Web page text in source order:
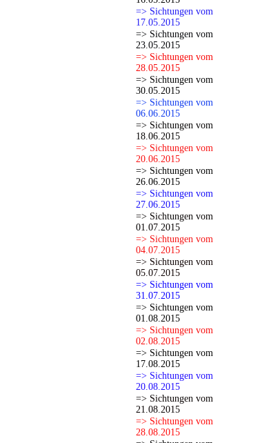
=> Sichtungen vom
17.05.2015
=> Sichtungen vom
23.05.2015
=> Sichtungen vom
28.05.2015
=> Sichtungen vom
30.05.2015
=> Sichtungen vom
06.06.2015
=> Sichtungen vom
18.06.2015
=> Sichtungen vom
20.06.2015
=> Sichtungen vom
26.06.2015
=> Sichtungen vom
27.06.2015
=> Sichtungen vom
01.07.2015
=> Sichtungen vom
04.07.2015
=> Sichtungen vom
05.07.2015
=> Sichtungen vom
31.07.2015
=> Sichtungen vom
01.08.2015
=> Sichtungen vom
02.08.2015
=> Sichtungen vom
17.08.2015
=> Sichtungen vom
20.08.2015
=> Sichtungen vom
21.08.2015
=> Sichtungen vom
28.08.2015